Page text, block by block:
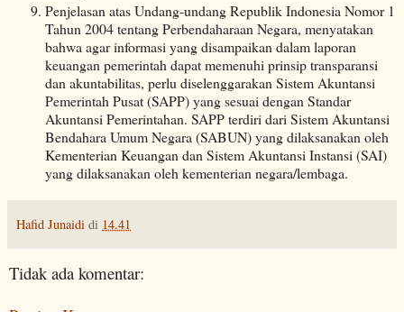
Penjelasan atas Undang-undang Republik Indonesia Nomor 1
Tahun 2004 tentang Perbendaharaan Negara, menyatakan
bahwa agar informasi yang disampaikan dalam laporan
keuangan pemerintah dapat memenuhi prinsip transparansi
dan akuntabilitas, perlu diselenggarakan Sistem Akuntansi
Pemerintah Pusat (SAPP) yang sesuai dengan Standar
Akuntansi Pemerintahan. SAPP terdiri dari Sistem Akuntansi
Bendahara Umum Negara (SABUN) yang dilaksanakan oleh
Kementerian Keuangan dan Sistem Akuntansi Instansi (SAI)
yang dilaksanakan oleh kementerian negara/lembaga.
Hafid Junaidi di 14.41
Tidak ada komentar: